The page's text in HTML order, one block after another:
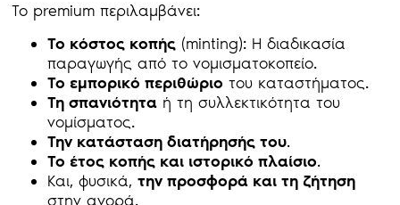
Το premium περιλαμβάνει:
Το κόστος κοπής (minting): Η διαδικασία
παραγωγής από το νομισματοκοπείο.
Το εμπορικό περιθώριο του καταστήματος.
Τη σπανιότητα ή τη συλλεκτικότητα του
νομίσματος.
Την κατάσταση διατήρησής του.
Το έτος κοπής και ιστορικό πλαίσιο.
Και, φυσικά,την προσφορά και τη ζήτηση
στην αγορά.